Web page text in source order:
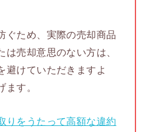
ぐため、実際の売却商品
は売却意思のない方は、
避けていただきますよ
ます。
りをうたって高額な違約